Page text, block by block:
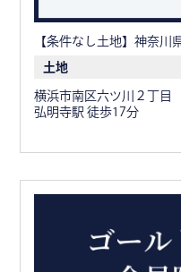
【条件なし土地】神奈川
土地
横浜市南区六ツ川２丁目
弘明寺駅 徒歩17分